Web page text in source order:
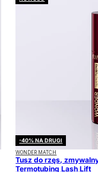
-40% NA DRUGI
WONDER MATCH
Tusz do rzęs,
Termotubing Lash Lift